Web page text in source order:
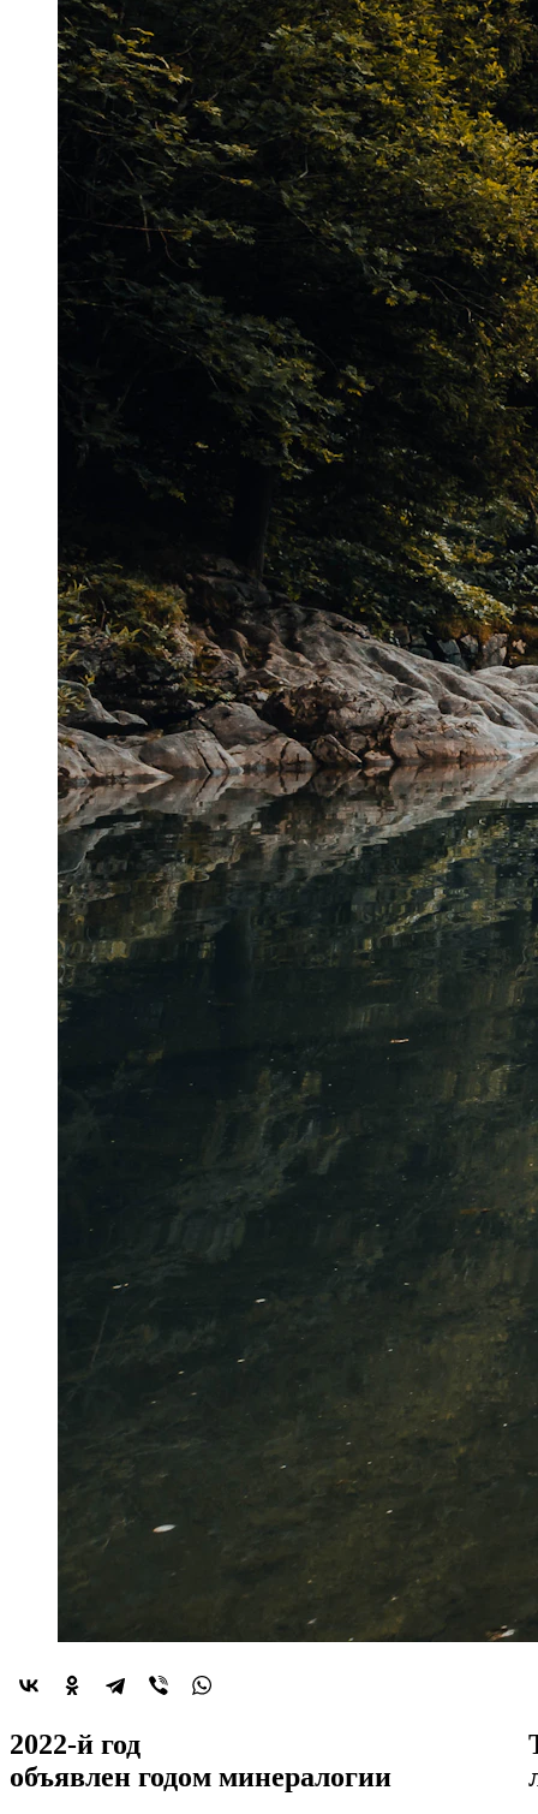
2022-й год
объявлен годом минералогии